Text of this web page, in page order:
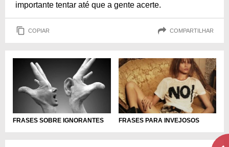
importante tentar até que a gente acerte.
COPIAR COMPARTILHAR
FRASES SOBRE IGNORANTES FRASES PARA INVEJOSOS